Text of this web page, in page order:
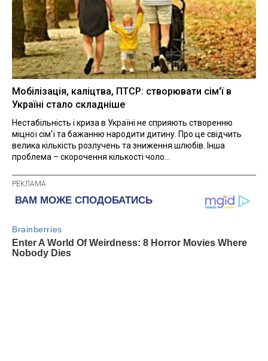
Мобілізація, каліцтва, ПТСР: створювати сім'ї в
Україні стало складніше
Нестабільність і криза в Україні не сприяють створенню
міцної сім'ї та бажанню народити дитину. Про це свідчить
велика кількість розлучень та зниження шлюбів. Інша
проблема – скорочення кількості чоло...